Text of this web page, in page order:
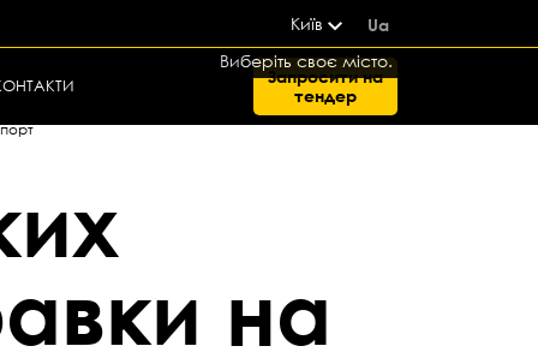
Київ Ua
Запросити на
тендер
на
Виберіть своє місто.